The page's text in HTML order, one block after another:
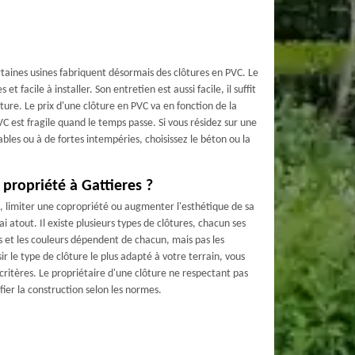
usines fabriquent désormais des clôtures en PVC. Le
et facile à installer. Son entretien est aussi facile, il suffit
Le prix d'une clôture en PVC va en fonction de la
est fragile quand le temps passe. Si vous résidez sur une
ou à de fortes intempéries, choisissez le béton ou la
à Gattieres ?
limiter une copropriété ou augmenter l'esthétique de sa
atout. Il existe plusieurs types de clôtures, chacun ses
les couleurs dépendent de chacun, mais pas les
le type de clôture le plus adapté à votre terrain, vous
Le propriétaire d'une clôture ne respectant pas
la construction selon les normes.